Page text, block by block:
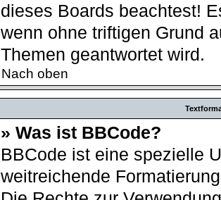
dieses Boards beachtest!
wenn ohne triftigen Grund
Themen geantwortet wird.
Nach oben
» Was ist BBCode?
BBCode ist eine spezielle
weitreichende